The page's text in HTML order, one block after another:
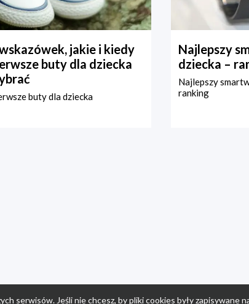
jakie i kiedy
buty dla dziecka
buty dla dziecka
Najlepszy
dziecka –
Najlepszy
ranking
serwisów. Jeśli nie chcesz, by pliki cookies były zapisywane